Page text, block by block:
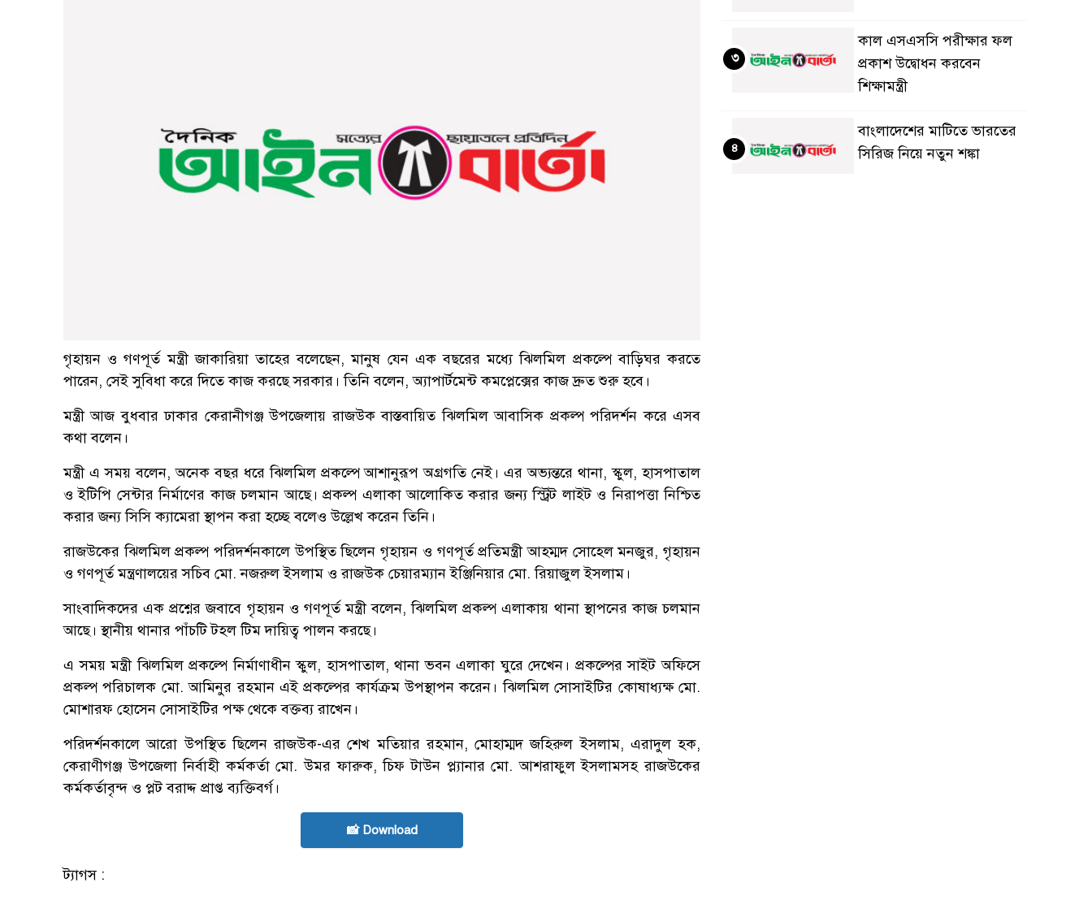
গৃহায়ন ও গণপূর্ত মন্ত্রী জাকারিয়া তাহের বলেছেন, মানুষ যেন এক বছরের মধ্যে ঝিলমিল প্রকল্পে বাড়িঘর করতে
পারেন, সেই সুবিধা করে দিতে কাজ করছে সরকার। তিনি বলেন, অ্যাপার্টমেন্ট কমপ্লেক্সের কাজ দ্রুত শুরু হবে।
মন্ত্রী আজ বুধবার ঢাকার কেরানীগঞ্জ উপজেলায় রাজউক বাস্তবায়িত ঝিলমিল আবাসিক প্রকল্প পরিদর্শন করে এসব
কথা বলেন।
মন্ত্রী এ সময় বলেন, অনেক বছর ধরে ঝিলমিল প্রকল্পে আশানুরূপ অগ্রগতি নেই। এর অভ্যন্তরে থানা, স্কুল, হাসপাতাল
ও ইটিপি সেন্টার নির্মাণের কাজ চলমান আছে। প্রকল্প এলাকা আলোকিত করার জন্য স্ট্রিট লাইট ও নিরাপত্তা নিশ্চিত
করার জন্য সিসি ক্যামেরা স্থাপন করা হচ্ছে বলেও উল্লেখ করেন তিনি।
রাজউকের ঝিলমিল প্রকল্প পরিদর্শনকালে উপস্থিত ছিলেন গৃহায়ন ও গণপূর্ত প্রতিমন্ত্রী আহম্মদ সোহেল মনজুর, গৃহায়ন
ও গণপূর্ত মন্ত্রণালয়ের সচিব মো. নজরুল ইসলাম ও রাজউক চেয়ারম্যান ইঞ্জিনিয়ার মো. রিয়াজুল ইসলাম।
সাংবাদিকদের এক প্রশ্নের জবাবে গৃহায়ন ও গণপূর্ত মন্ত্রী বলেন, ঝিলমিল প্রকল্প এলাকায় থানা স্থাপনের কাজ চলমান
আছে। স্থানীয় থানার পাঁচটি টহল টিম দায়িত্ব পালন করছে।
এ সময় মন্ত্রী ঝিলমিল প্রকল্পে নির্মাণাধীন স্কুল, হাসপাতাল, থানা ভবন এলাকা ঘুরে দেখেন। প্রকল্পের সাইট অফিসে
প্রকল্প পরিচালক মো. আমিনুর রহমান এই প্রকল্পের কার্যক্রম উপস্থাপন করেন। ঝিলমিল সোসাইটির কোষাধ্যক্ষ মো.
মোশারফ হোসেন সোসাইটির পক্ষ থেকে বক্তব্য রাখেন।
পরিদর্শনকালে আরো উপস্থিত ছিলেন রাজউক-এর শেখ মতিয়ার রহমান, মোহাম্মদ জহিরুল ইসলাম, এরাদুল হক,
কেরাণীগঞ্জ উপজেলা নির্বাহী কর্মকর্তা মো. উমর ফারুক, চিফ টাউন প্ল্যানার মো. আশরাফুল ইসলামসহ রাজউকের
কর্মকর্তাবৃন্দ ও প্লট বরাদ্দ প্রাপ্ত ব্যক্তিবর্গ।
📸 Download
ট্যাগস :
কাল এসএসসি পরীক্ষার ফল
প্রকাশ উদ্বোধন করবেন
শিক্ষামন্ত্রী
৩
বাংলাদেশের মাটিতে ভারতের
সিরিজ নিয়ে নতুন শঙ্কা
৪